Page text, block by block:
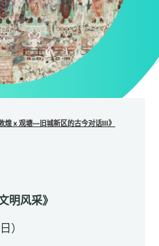
x 观塘—旧城新区的古今对话III》
明风采》
）